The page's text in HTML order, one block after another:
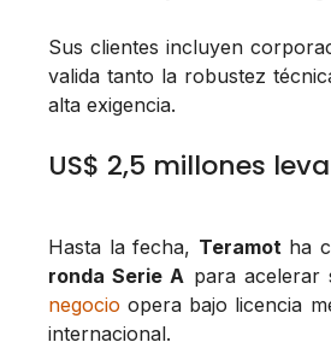
Sus clientes incluyen
valida tanto la robustez
alta exigencia.
US$ 2,5 millones
Hasta la fecha, Teramotha
ronda Serie A para acelerar
negocio opera bajo licencia
internacional.